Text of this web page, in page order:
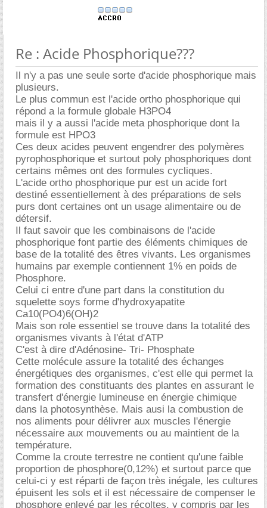
Re : Acide Phosphorique???
Il n'y a pas une seule sorte d'acide phosphorique mais
plusieurs.
Le plus commun est l'acide ortho phosphorique qui
répond a la formule globale H3PO4
mais il y a aussi l'acide meta phosphorique dont la
formule est HPO3
Ces deux acides peuvent engendrer des polymères
pyrophosphorique et surtout poly phosphoriques dont
certains mêmes ont des formules cycliques.
L'acide ortho phosphorique pur est un acide fort
destiné essentiellement à des préparations de sels
purs dont certaines ont un usage alimentaire ou de
détersif.
Il faut savoir que les combinaisons de l'acide
phosphorique font partie des éléments chimiques de
base de la totalité des êtres vivants. Les organismes
humains par exemple contiennent 1% en poids de
Phosphore.
Celui ci entre d'une part dans la constitution du
squelette soys forme d'hydroxyapatite
Ca10(PO4)6(OH)2
Mais son role essentiel se trouve dans la totalité des
organismes vivants à l'état d'ATP
C'est à dire d'Adénosine- Tri- Phosphate
Cette molécule assure la totalité des échanges
énergétiques des organismes, c'est elle qui permet la
formation des constituants des plantes en assurant le
transfert d'énergie lumineuse en énergie chimique
dans la photosynthèse. Mais ausi la combustion de
nos aliments pour délivrer aux muscles l'énergie
nécessaire aux mouvements ou au maintient de la
température.
Comme la croute terrestre ne contient qu'une faible
proportion de phosphore(0,12%) et surtout parce que
celui-ci y est réparti de façon très inégale, les cultures
épuisent les sols et il est nécessaire de compenser le
phosphore enlevé par les récoltes. y compris par les